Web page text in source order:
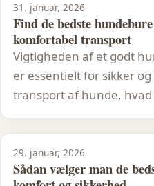
31. januar, 2026
Find de bedste
komfortabel transport
Vigtigheden af et godt
er essentielt for sikker
transport af hunde,
29. januar, 2026
Sådan vælger man de